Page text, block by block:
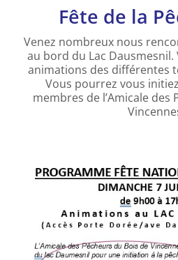
Fête de la
Venez nombreux nous
au bord du Lac
animations des différentes
Vous pourrez vous
membres de l’Amicale des